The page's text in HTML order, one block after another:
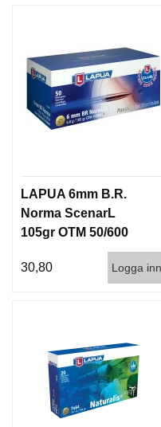
LAPUA 6mm B.R.
Norma ScenarL
105gr OTM 50/600
30,80 Logga inn